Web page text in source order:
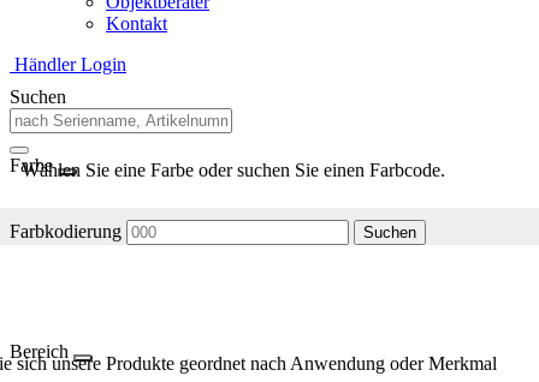
Kontakt
Händler Login
Suchen
Farbe
Wählen Sie eine Farbe oder suchen Sie einen Farbcode.
Farbkodierung Suchen
Bereich
sich unsere Produkte geordnet nach Anwendung oder Merkmal